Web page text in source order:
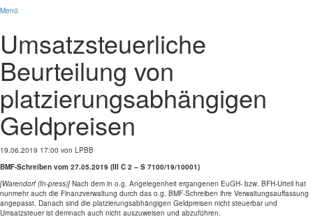
Menü
Umsatzsteuerliche
Beurteilung von
platzierungsabhängigen
Geldpreisen
19.06.2019 17:00 von LPBB
BMF-Schreiben vom 27.05.2019 (III C 2 – S 7100/19/10001)
[Warendorf (fn-press)] Nach dem in o.g. Angelegenheit ergangenen EuGH- bzw. BFH-Urteil hat
nunmehr auch die Finanzverwaltung durch das o.g. BMF-Schreiben ihre Verwaltungsauffassung
angepasst. Danach sind die platzierungsabhängigen Geldpreisen nicht steuerbar und
Umsatzsteuer ist demnach auch nicht auszuweisen und abzuführen.